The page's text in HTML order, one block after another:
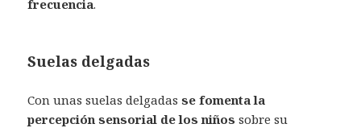
frecuencia.
Suelas delgadas
Con unas suelas delgadasse fomenta la
percepción sensorial de los niños sobre su